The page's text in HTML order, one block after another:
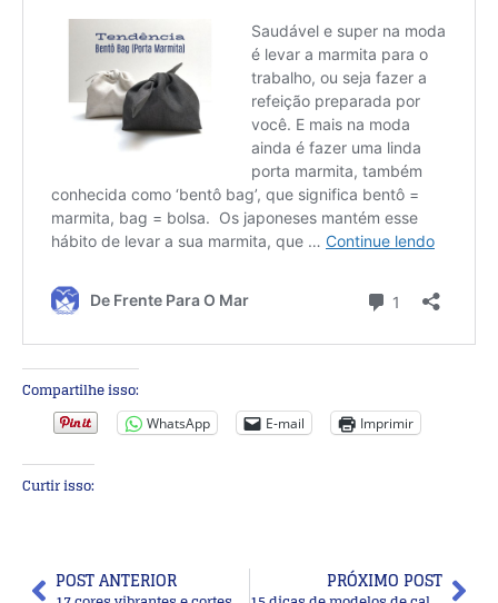
Compartilhe isso:
WhatsApp E-mail Imprimir
Curtir isso:
POST ANTERIOR PRÓXIMO POST